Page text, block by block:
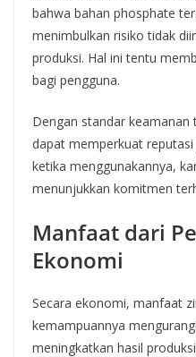
bahwa bahan phosphate
menimbulkan risiko tidak
produksi. Hal ini tentu
bagi pengguna.
Dengan standar
dapat memperkuat
ketika menggunakannya,
menunjukkan komitmen
Manfaat dari
Ekonomi
Secara ekonomi, manfaat
kemampuannya
meningkatkan hasil